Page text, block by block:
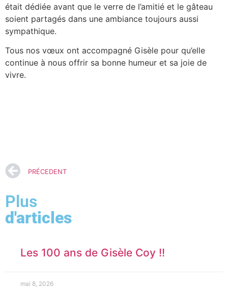
était dédiée avant que le verre de l’amitié et le gâteau
soient partagés dans une ambiance toujours aussi
sympathique.
Tous nos vœux ont accompagné Gisèle pour qu’elle
continue à nous offrir sa bonne humeur et sa joie de
vivre.
PRÉCEDENT
Plus
d'articles
Les 100 ans de Gisèle Coy !!
mai 8, 2026